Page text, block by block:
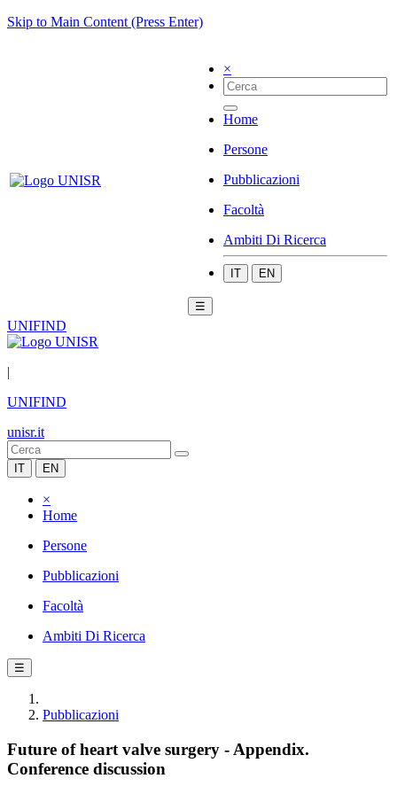
Skip to Main Content (Press Enter)
×
Home
Persone
Pubblicazioni
Facoltà
Ambiti Di Ricerca
IT EN
☰
UNIFIND
|
UNIFIND
unisr.it
IT EN
×
Home
Persone
Pubblicazioni
Facoltà
Ambiti Di Ricerca
☰
Pubblicazioni
Future of heart valve surgery - Appendix.
Conference discussion